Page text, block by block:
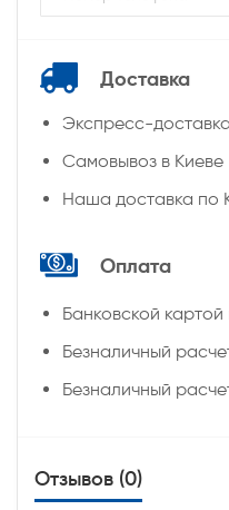
Доставка
Экспресс-доставка
Самовывоз в Киеве
Наша доставка по
Оплата
Банковской
Безналичный
Безналичный
Отзывов (0)